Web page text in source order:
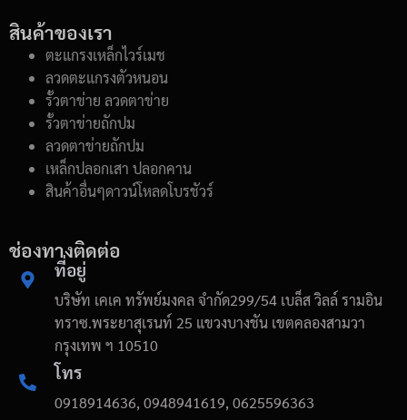
สินค้าของเรา
ตะแกรงเหล็กไวร์เมช
ลวดตะแกรงตัวหนอน
รั้วตาข่าย ลวดตาข่าย
รั้วตาข่ายถักปม
ลวดตาข่ายถักปม
เหล็กปลอกเสา ปลอกคาน
สินค้าอื่นๆดาวน์โหลดโบรชัวร์
ช่องทางติดต่อ
ที่อยู่
บริษัท เคเค ทรัพย์มงคล จำกัด299/54 เบล็ส วิลล์ รามอิน
ทราซ.พระยาสุเรนท์ 25 แขวงบางชัน เขตคลองสามวา
กรุงเทพ ฯ 10510
โทร
0918914636, 0948941619, 0625596363